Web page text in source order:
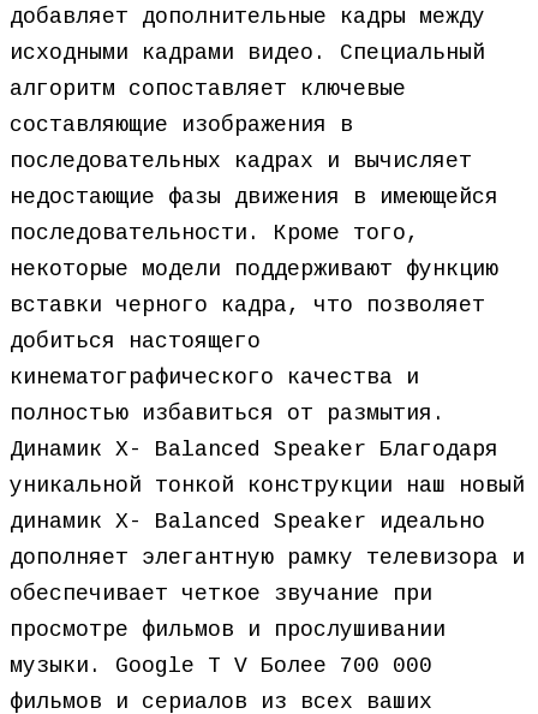
добавляет дополнительные кадры между
исходными кадрами видео. Специальный
алгоритм сопоставляет ключевые
составляющие изображения в
последовательных кадрах и вычисляет
недостающие фазы движения в имеющейся
последовательности. Кроме того,
некоторые модели поддерживают функцию
вставки черного кадра, что позволяет
добиться настоящего
кинематографического качества и
полностью избавиться от размытия.
Динамик X- Balanced Speaker Благодаря
уникальной тонкой конструкции наш новый
динамик X- Balanced Speaker идеально
дополняет элегантную рамку телевизора и
обеспечивает четкое звучание при
просмотре фильмов и прослушивании
музыки. Google T V Более 700 000
фильмов и сериалов из всех ваших